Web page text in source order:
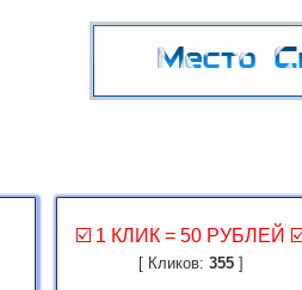
☑️ 1 КЛИК = 50 РУБЛЕЙ
[ Кликов: 355]